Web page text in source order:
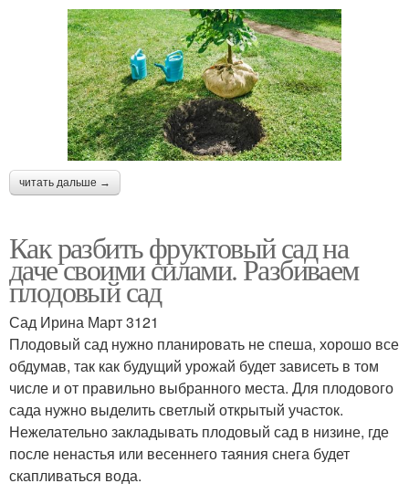
читать дальше →
Как разбить фруктовый сад на
даче своими силами. Разбиваем
плодовый сад
Сад Ирина Март 3121
Плодовый сад нужно планировать не спеша, хорошо все
обдумав, так как будущий урожай будет зависеть в том
числе и от правильно выбранного места. Для плодового
сада нужно выделить светлый открытый участок.
Нежелательно закладывать плодовый сад в низине, где
после ненастья или весеннего таяния снега будет
скапливаться вода.